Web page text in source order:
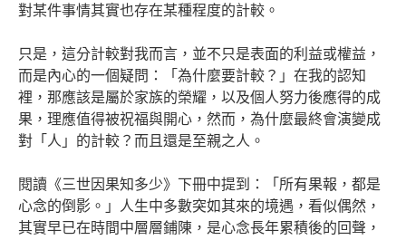
對某件事情其實也存在某種程度的計較。
只是，這分計較對我而言，並不只是表面的利益或權益，
而是內心的一個疑問：「為什麼要計較？」在我的認知
裡，那應該是屬於家族的榮耀，以及個人努力後應得的成
果，理應值得被祝福與開心，然而，為什麼最終會演變成
對「人」的計較？而且還是至親之人。
閱讀《三世因果知多少》下冊中提到：「所有果報，都是
心念的倒影。」人生中多數突如其來的境遇，看似偶然，
其實早已在時間中層層鋪陳，是心念長年累積後的回聲，